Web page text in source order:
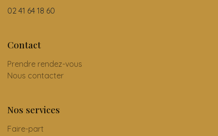
02 41 64 18 60
Contact
Prendre rendez-vous
Nous contacter
Nos services
Faire-part